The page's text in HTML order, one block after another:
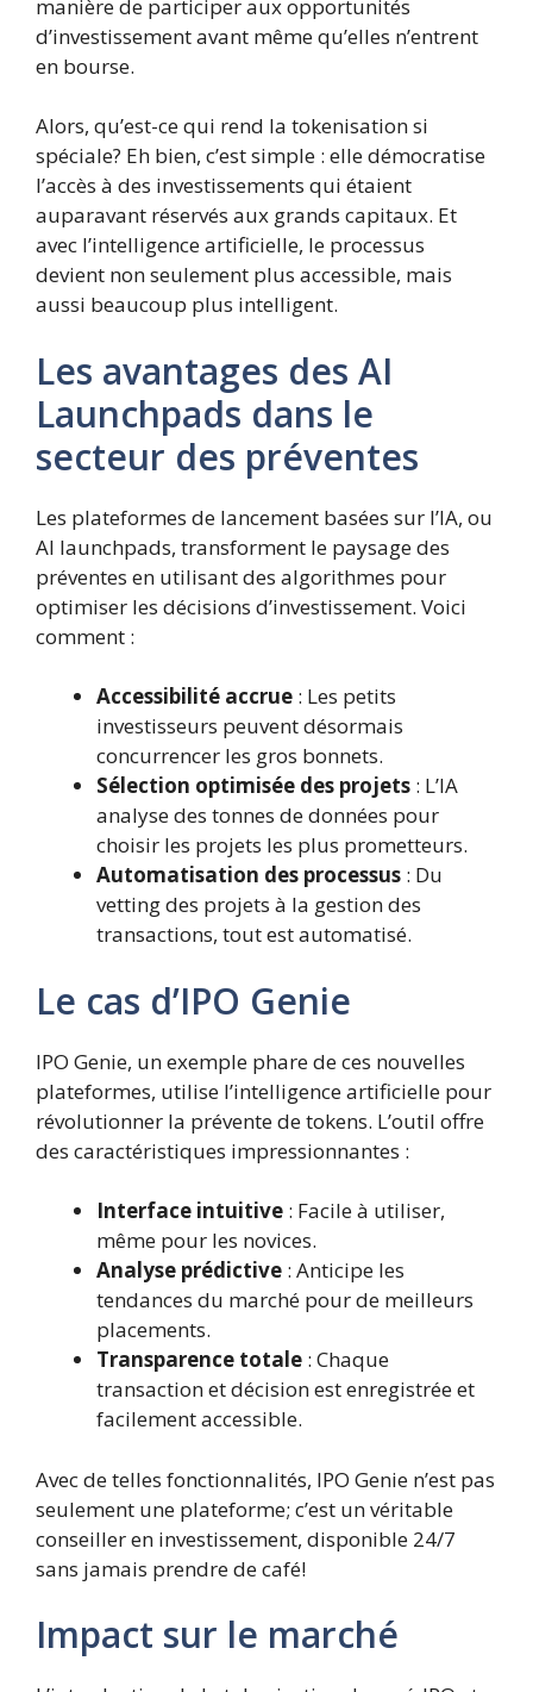
manière de participer aux opportunités
d’investissement avant même qu’elles n’entrent
en bourse.
Alors, qu’est-ce qui rend la tokenisation si
spéciale? Eh bien, c’est simple : elle démocratise
l’accès à des investissements qui étaient
auparavant réservés aux grands capitaux. Et
avec l’intelligence artificielle, le processus
devient non seulement plus accessible, mais
aussi beaucoup plus intelligent.
Les avantages des AI
Launchpads dans le
secteur des préventes
Les plateformes de lancement basées sur l’IA, ou
AI launchpads, transforment le paysage des
préventes en utilisant des algorithmes pour
optimiser les décisions d’investissement. Voici
comment :
Accessibilité accrue : Les petits
investisseurs peuvent désormais
concurrencer les gros bonnets.
Sélection optimisée des projets : L’IA
analyse des tonnes de données pour
choisir les projets les plus prometteurs.
Automatisation des processus : Du
vetting des projets à la gestion des
transactions, tout est automatisé.
Le cas d’IPO Genie
IPO Genie, un exemple phare de ces nouvelles
plateformes, utilise l’intelligence artificielle pour
révolutionner la prévente de tokens. L’outil offre
des caractéristiques impressionnantes :
Interface intuitive : Facile à utiliser,
même pour les novices.
Analyse prédictive : Anticipe les
tendances du marché pour de meilleurs
placements.
Transparence totale : Chaque
transaction et décision est enregistrée et
facilement accessible.
Avec de telles fonctionnalités, IPO Genie n’est pas
seulement une plateforme; c’est un véritable
conseiller en investissement, disponible 24/7
sans jamais prendre de café!
Impact sur le marché